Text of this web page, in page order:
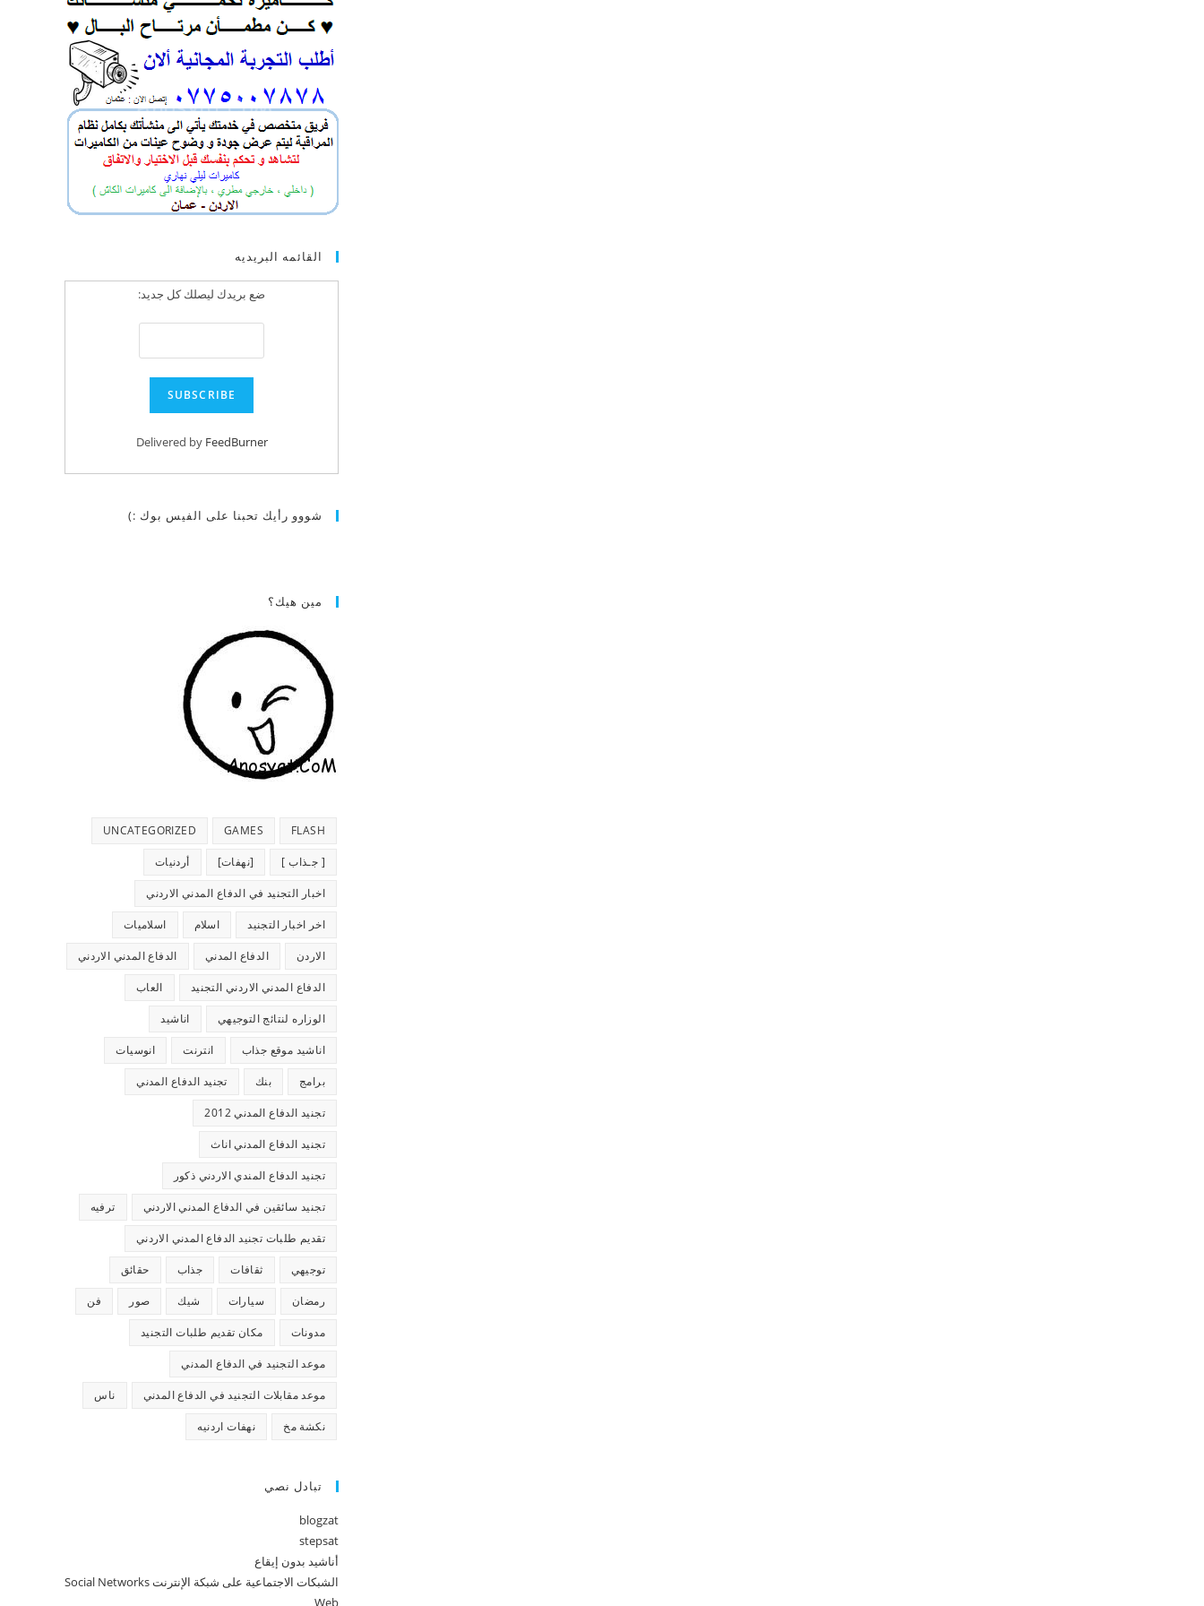
القائمه البريديه
ضع بريدك ليصلك كل جديد:
Delivered by FeedBurner
شووو رأيك تحبنا على الفيس بوك :)
مين هيك؟
FLASH
GAMES
UNCATEGORIZED
[ جـذاب ] [نهفات] أردنيات
اخبار التجنيد في الدفاع المدني الاردني
اخر اخبار التجنيد اسلام اسلاميات
الاردن الدفاع المدني الدفاع المدني الاردني
الدفاع المدني الاردني التجنيد العاب
الوزاره لنتائج التوجيهي اناشيد
اناشيد موقع جذاب انترنت انوسيات
برامج بنك تجنيد الدفاع المدني
تجنيد الدفاع المدني 2012
تجنيد الدفاع المدني اناث
تجنيد الدفاع المندي الاردني ذكور
تجنيد سائقين في الدفاع المدني الاردني ترفيه
تقديم طلبات تجنيد الدفاع المدني الاردني
توجيهي ثقافات جذاب حقائق
رمضان سيارات شيك صور فن
مدونات مكان تقديم طلبات التجنيد
موعد التجنيد في الدفاع المدني
موعد مقابلات التجنيد في الدفاع المدني ناس
نكشة مخ نهفات اردنيه
تبادل نصي
blogzat
stepsat
أناشيد بدون إيقاع
الشبكات الاجتماعية على شبكة الإنترنت Social Networks
Web